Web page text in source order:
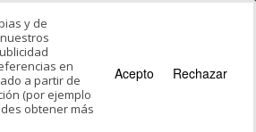
· Taller de Iniciación al Hebreo
y de
en
a partir de
(por ejemplo
obtener más
Acepto Rechazar